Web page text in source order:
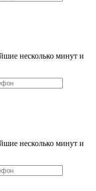
несколько минут и
несколько минут и